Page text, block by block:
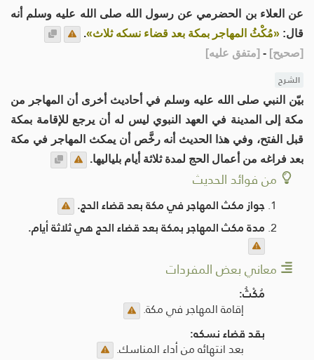
عن العلاء بن الحضرمي عن رسول الله صلى الله عليه وسلم أنه
قال: «مُكْثُ المهاجر بمكة بعد قضاء نسكه ثلاث».
[صحيح]
-
[متفق عليه]
الشرح
بيّن النبي صلى الله عليه وسلم في أحاديث أخرى أن المهاجر من
مكة إلى المدينة في العهد النبوي ليس له أن يرجع للإقامة بمكة
قبل الفتح، وفي هذا الحديث أنه رخَّص أن يمكث المهاجر في مكة
بعد فراغه من أعمال الحج لمدة ثلاثة أيام بلياليها.
من فوائد الحديث
جواز مكث المهاجر في مكة بعد قضاء الحج.
مدة مكث المهاجر بمكة بعد قضاء الحج هي ثلاثة أيام.
معاني بعض المفردات
مُكْثُ:
إقامة المهاجر في مكة.
بقد قضاء نسكه:
بعد انتهائه من أداء المناسك.